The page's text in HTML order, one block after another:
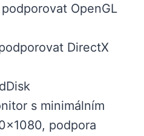
OpenGL
DirectX
s minimálním
podpora